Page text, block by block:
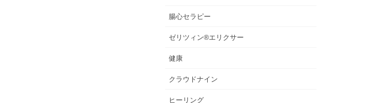
腸心セラピー
ゼリツィン®エリクサー
健康
クラウドナイン
ヒーリング